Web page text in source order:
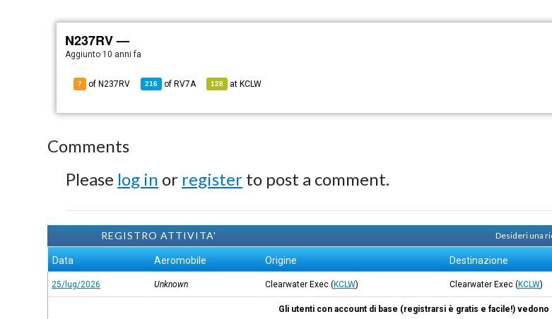
N237RV —
Aggiunto 10 anni fa
7 of N237RV 216 of RV7A 128 at KCLW
Comments
Please log in or register to post a comment.
REGISTRO ATTIVITA' Desideri una
Data Aeromobile Origine Destinazione
25/lug/2026 Unknown Clearwater Exec (KCLW) Clearwater Exec (KCLW)
Gli utenti con account di base (registrarsi è gratis e facile!)